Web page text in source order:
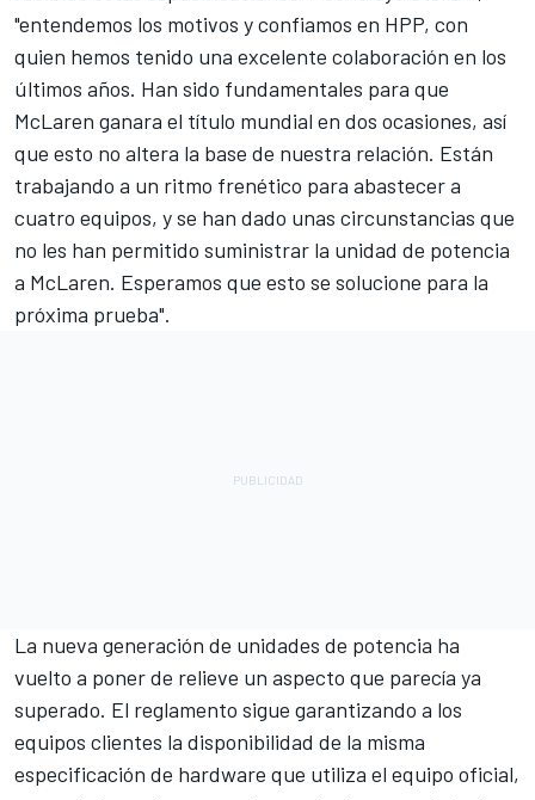
"entendemos los motivos y confiamos en HPP, con
quien hemos tenido una excelente colaboración en los
últimos años. Han sido fundamentales para que
McLaren ganara el título mundial en dos ocasiones, así
que esto no altera la base de nuestra relación. Están
trabajando a un ritmo frenético para abastecer a
cuatro equipos, y se han dado unas circunstancias que
no les han permitido suministrar la unidad de potencia
a McLaren. Esperamos que esto se solucione para la
próxima prueba".
La nueva generación de unidades de potencia ha
vuelto a poner de relieve un aspecto que parecía ya
superado. El reglamento sigue garantizando a los
equipos clientes la disponibilidad de la misma
especificación de hardware que utiliza el equipo oficial,